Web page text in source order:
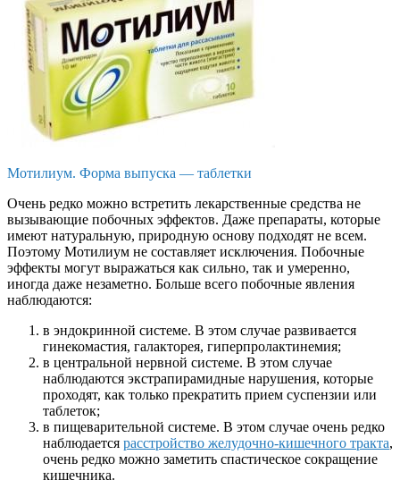
Мотилиум. Форма выпуска — таблетки
Очень редко можно встретить лекарственные средства не
вызывающие побочных эффектов. Даже препараты, которые
имеют натуральную, природную основу подходят не всем.
Поэтому Мотилиум не составляет исключения. Побочные
эффекты могут выражаться как сильно, так и умеренно,
иногда даже незаметно. Больше всего побочные явления
наблюдаются:
в эндокринной системе. В этом случае развивается
гинекомастия, галакторея, гиперпролактинемия;
в центральной нервной системе. В этом случае
наблюдаются экстрапирамидные нарушения, которые
проходят, как только прекратить прием суспензии или
таблеток;
в пищеварительной системе. В этом случае очень редко
наблюдается расстройство желудочно-кишечного тракта,
очень редко можно заметить спастическое сокращение
кишечника.